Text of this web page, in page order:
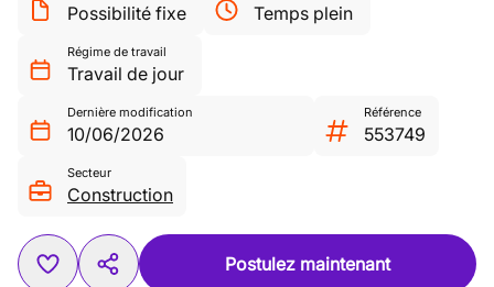
Possibilité fixe Temps plein
Régime de travail
Travail de jour
Dernière modification
10/06/2026
Référence
553749
Secteur
Construction
Postulez maintenant